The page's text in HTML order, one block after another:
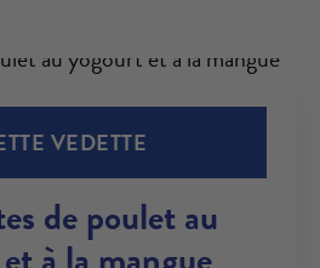
VEDETTE
de poulet au